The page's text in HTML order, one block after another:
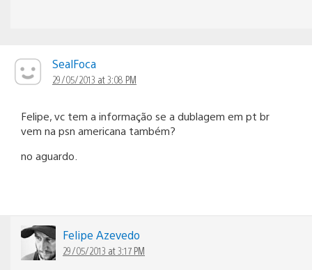
SealFoca
29/05/2013 at 3:08 PM
Felipe, vc tem a informação se a dublagem em pt br
vem na psn americana também?
no aguardo.
Felipe Azevedo
29/05/2013 at 3:17 PM